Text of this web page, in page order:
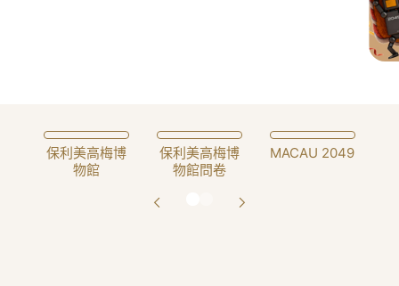
保利美高梅博
物館
保利美高梅博
物館問卷
MACAU 2049